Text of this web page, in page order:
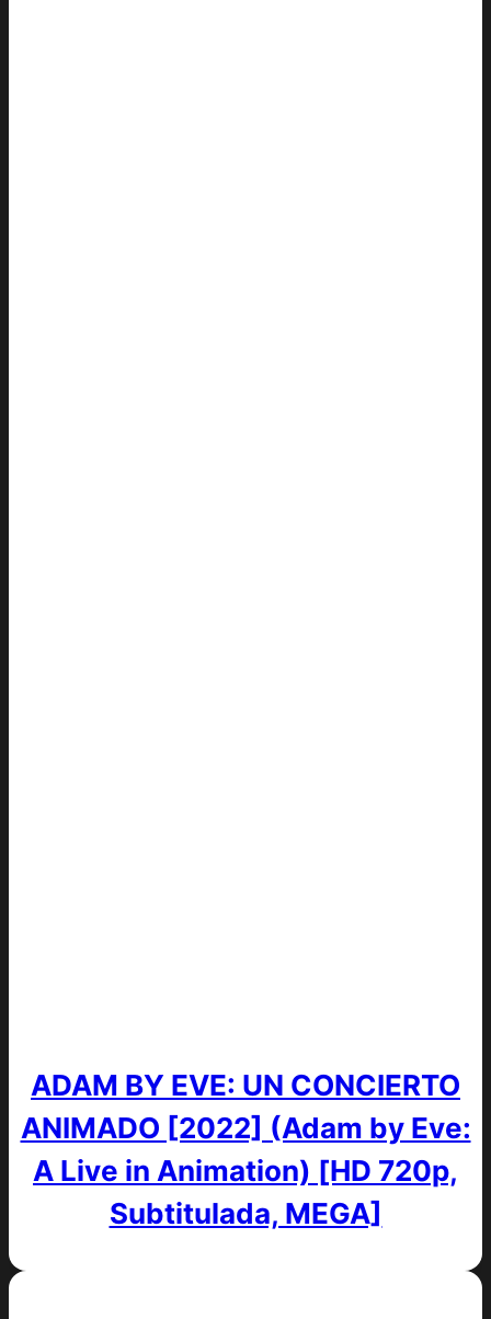
ADAM BY EVE: UN CONCIERTO
ANIMADO [2022] (Adam by Eve:
A Live in Animation) [HD 720p,
Subtitulada, MEGA]